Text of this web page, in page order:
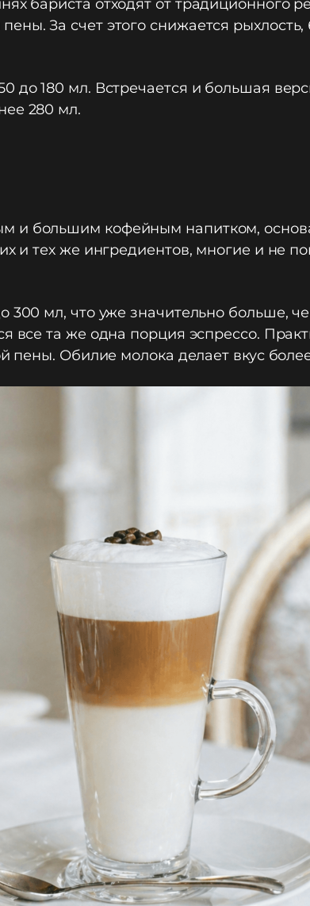
бариста отходят от традиционного
За счет этого снижается
до 180 мл. Встречается и большая
280 мл.
и большим кофейным напитком,
и тех же ингредиентов, многие и не
300 мл, что уже значительно больше,
все та же одна порция эспрессо.
пены. Обилие молока делает вкус